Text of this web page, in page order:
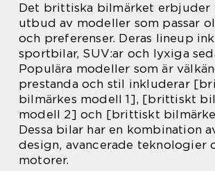
Det brittiska bilmärket
utbud av modeller som passar
och preferenser. Deras lineup
sportbilar, SUV:ar och lyxiga
Populära modeller som är
prestanda och stil inkluderar
bilmärkes modell 1], [brittiskt
modell 2] och [brittiskt
Dessa bilar har en kombination
design, avancerade teknologier
motorer.